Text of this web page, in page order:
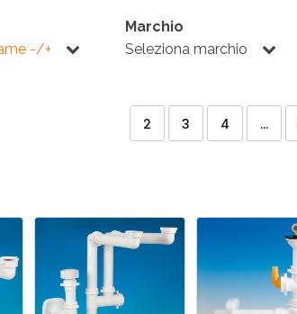
NOVITÀ 2025
-/+
Marchio
Seleziona marchio
2 3 4 ...